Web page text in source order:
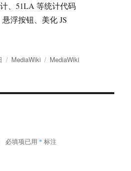
、51LA 等统计代码
浮按钮、美化 JS
分
MediaWiki
标
MediaWiki
必填项已用 * 标注